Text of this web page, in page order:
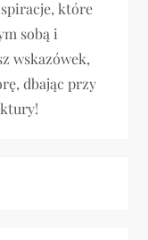
które
sobą i
wskazówek,
dbając przy